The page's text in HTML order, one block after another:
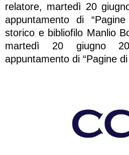
relatore, martedì 20
appuntamento di
storico e bibliofilo Manlio
martedì 20 giugno
appuntamento di “Pagine